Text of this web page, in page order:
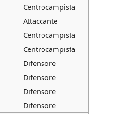
Centrocampista
Attaccante
Centrocampista
Centrocampista
Difensore
Difensore
Difensore
Difensore